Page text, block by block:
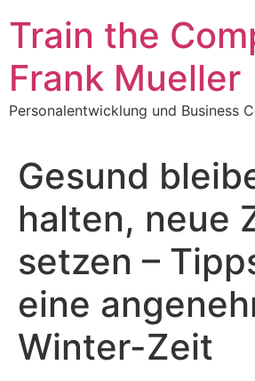
Inhalt
springen
Train the
Frank Mueller
Personalentwicklung und Business
Gesund
halten, neue
setzen –
eine
Winter-Zeit